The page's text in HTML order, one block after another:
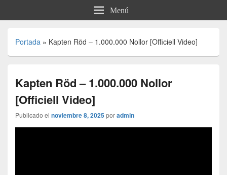
Menú
Portada » Kapten Röd – 1.000.000 Nollor [Officiell Video]
Kapten Röd – 1.000.000 Nollor
[Officiell Video]
Publicado el noviembre 8, 2025poradmin